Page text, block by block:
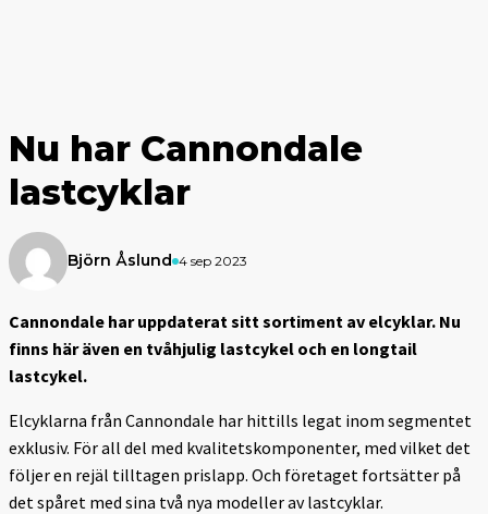
Nu har Cannondale
lastcyklar
Björn Åslund 4 sep 2023
Cannondale har uppdaterat sitt sortiment av elcyklar. Nu
finns här även en tvåhjulig lastcykel och en longtail
lastcykel.
Elcyklarna från Cannondale har hittills legat inom segmentet
exklusiv. För all del med kvalitetskomponenter, med vilket det
följer en rejäl tilltagen prislapp. Och företaget fortsätter på
det spåret med sina två nya modeller av lastcyklar.